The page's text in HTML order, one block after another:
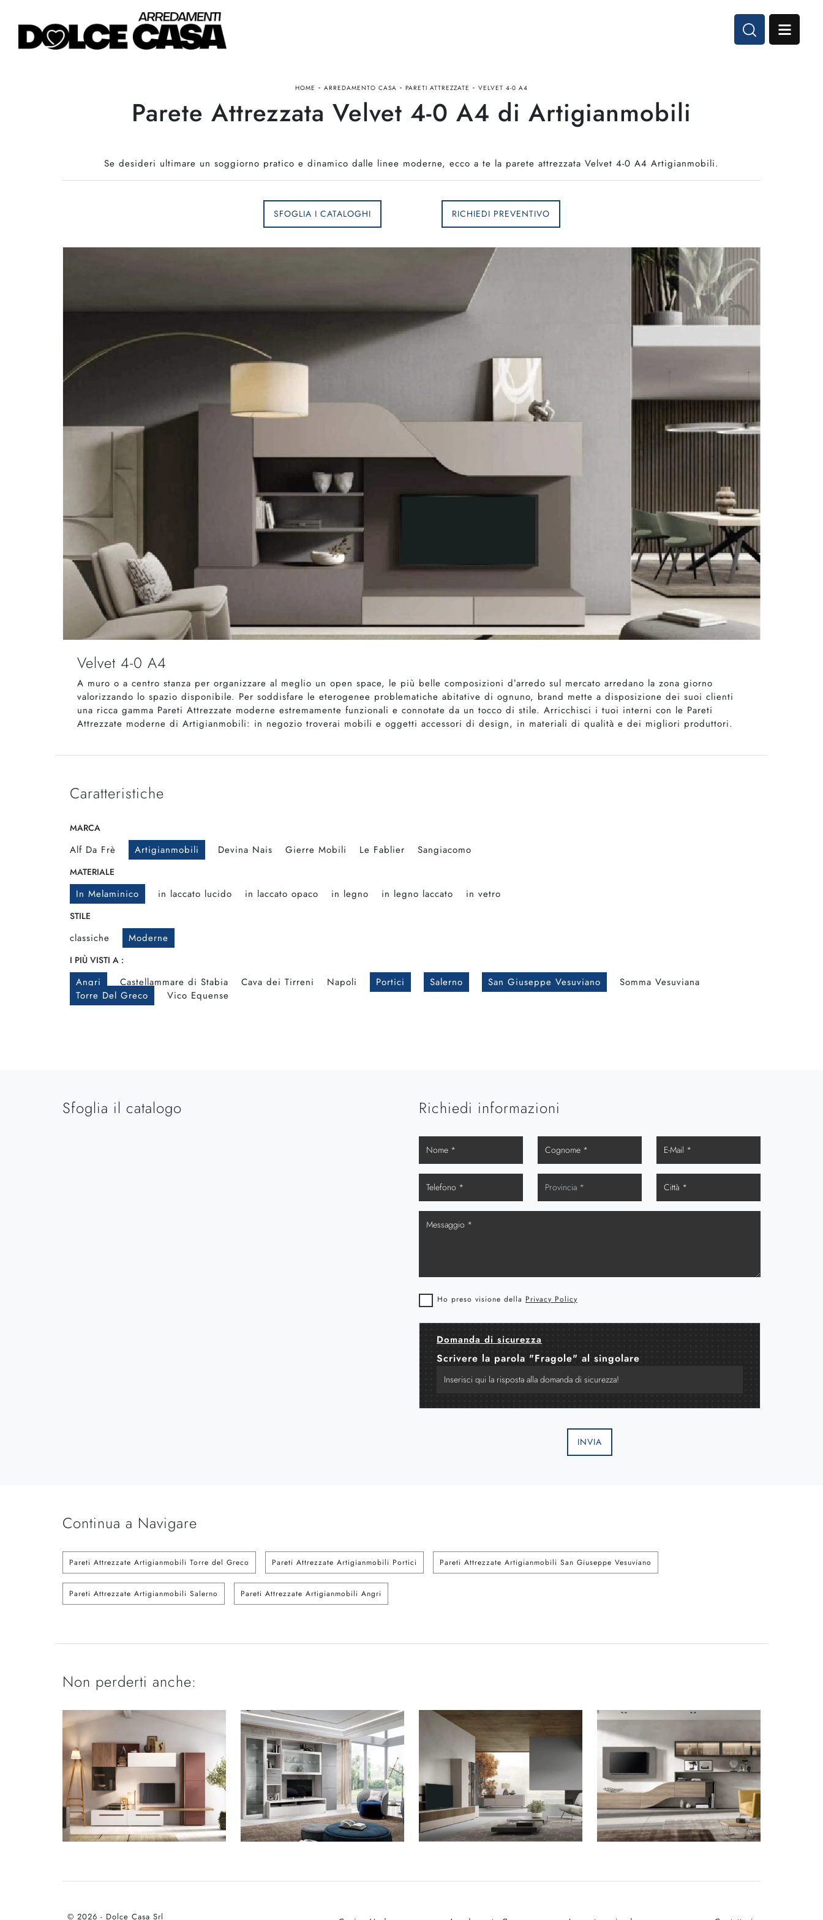
HOME - ARREDAMENTO CASA - PARETI ATTREZZATE - VELVET 4-0 A4
Parete Attrezzata Velvet 4-0 A4 di Artigianmobili
Se desideri ultimare un soggiorno pratico e dinamico dalle linee moderne, ecco a te la parete attrezzata Velvet 4-0 A4 Artigianmobili.
SFOGLIA I CATALOGHI RICHIEDI PREVENTIVO
Velvet 4-0 A4
A muro o a centro stanza per organizzare al meglio un open space, le più belle composizioni d’arredo sul mercato arredano la zona giorno
valorizzando lo spazio disponibile. Per soddisfare le eterogenee problematiche abitative di ognuno, brand mette a disposizione dei suoi clienti
una ricca gamma Pareti Attrezzate moderne estremamente funzionali e connotate da un tocco di stile. Arricchisci i tuoi interni con le Pareti
Attrezzate moderne di Artigianmobili: in negozio troverai mobili e oggetti accessori di design, in materiali di qualità e dei migliori produttori.
Caratteristiche
MARCA
Alf Da Frè Artigianmobili Devina Nais Gierre Mobili Le Fablier Sangiacomo
MATERIALE
In Melaminico in laccato lucido in laccato opaco in legno in legno laccato in vetro
STILE
classiche Moderne
I PIÙ VISTI A :
Angri Castellammare di Stabia Cava dei Tirreni Napoli Portici Salerno San Giuseppe Vesuviano
Somma Vesuviana
Torre Del Greco
Vico Equense
Sfoglia il catalogo Richiedi informazioni
Ho preso visione della Privacy Policy
Domanda di sicurezza
Scrivere la parola "Fragole" al singolare
INVIA
Continua a Navigare
Pareti Attrezzate Artigianmobili Torre del Greco Pareti Attrezzate Artigianmobili Portici Pareti Attrezzate Artigianmobili San Giuseppe Vesuviano
Pareti Attrezzate Artigianmobili Salerno Pareti Attrezzate Artigianmobili Angri
Non perderti anche:
© 2026 - Dolce Casa Srl